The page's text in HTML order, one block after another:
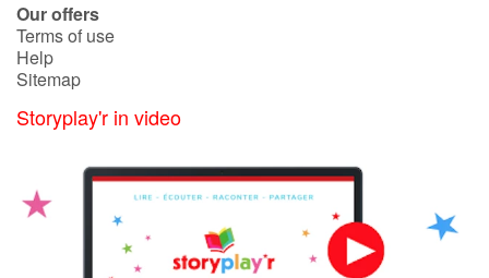
Our offers
Terms of use
Help
Sitemap
Storyplay'r in video